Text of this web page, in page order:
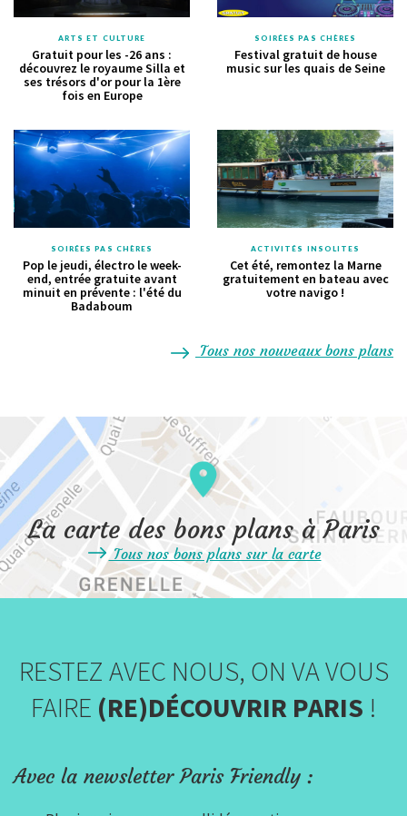
ARTS ET CULTURE
Gratuit pour les -26 ans :
découvrez le royaume Silla et
ses trésors d'or pour la 1ère
fois en Europe
SOIRÉES PAS CHÈRES
Festival gratuit de house
music sur les quais de Seine
SOIRÉES PAS CHÈRES
Pop le jeudi, électro le week-
end, entrée gratuite avant
minuit en prévente : l'été du
Badaboum
ACTIVITÉS INSOLITES
Cet été, remontez la Marne
gratuitement en bateau avec
votre navigo !
Tous nos nouveaux bons plans
La carte des bons plans à Paris
Tous nos bons plans sur la carte
RESTEZ AVEC NOUS, ON VA VOUS
FAIRE (RE)DÉCOUVRIR PARIS !
Avec la newsletter Paris Friendly :